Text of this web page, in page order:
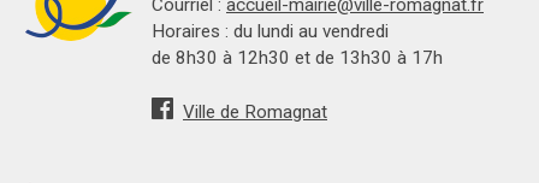
Courriel : accueil-mairie@ville-romagnat.fr
Horaires : du lundi au vendredi
de 8h30 à 12h30 et de 13h30 à 17h
Ville de Romagnat